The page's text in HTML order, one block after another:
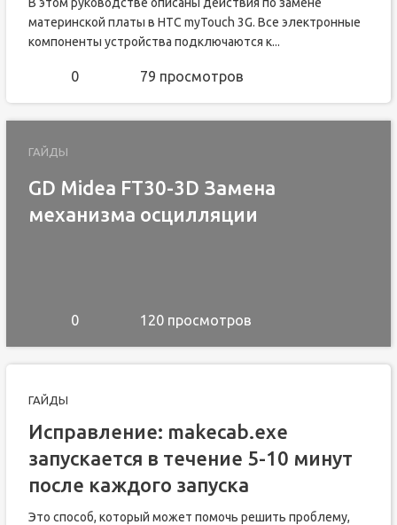
материнской платы в HTC myTouch 3G. Все электронные
компоненты устройства подключаются к...
0 79 просмотров
ГАЙДЫ
GD Midea FT30-3D Замена
механизма осцилляции
0 120 просмотров
ГАЙДЫ
Исправление: makecab.exe
запускается в течение 5-10 минут
после каждого запуска
Это способ, который может помочь решить проблему,